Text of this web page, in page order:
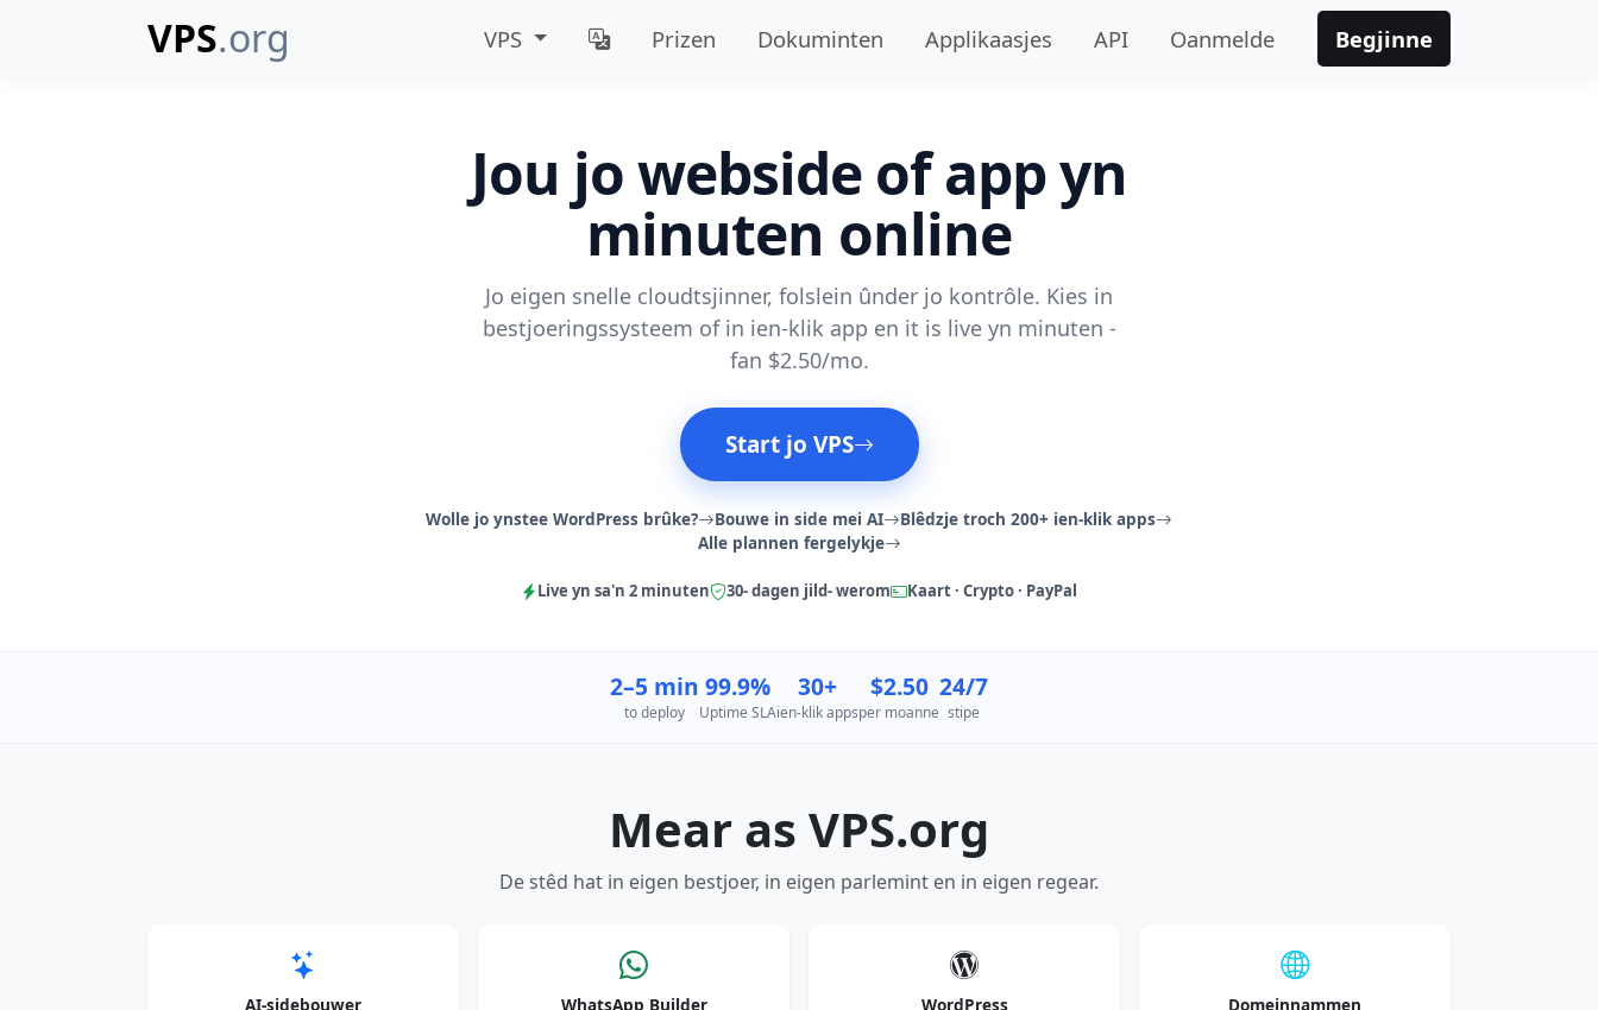
VPS.org VPS Prizen Dokuminten Applikaasjes API Oanmelde Begjinne
Jou jo webside of app yn
minuten online
Jo eigen snelle cloudtsjinner, folslein ûnder jo kontrôle. Kies in
bestjoeringssysteem of in ien-klik app en it is live yn minuten -
fan $2.50/mo.
Start jo VPS
Wolle jo ynstee WordPress brûke? Bouwe in side mei AI
Blêdzje troch 200+ ien-klik apps
Alle plannen fergelykje
Live yn sa'n 2 minuten 30- dagen jild- werom Kaart · Crypto · PayPal
2–5 min
to deploy
99.9%
Uptime SLA
30+
ien-klik apps
$2.50
per moanne
24/7
stipe
Mear as VPS.org
De stêd hat in eigen bestjoer, in eigen parlemint en in eigen regear.
AI-sidebouwer
WhatsApp Builder
WordPress
Domeinnammen